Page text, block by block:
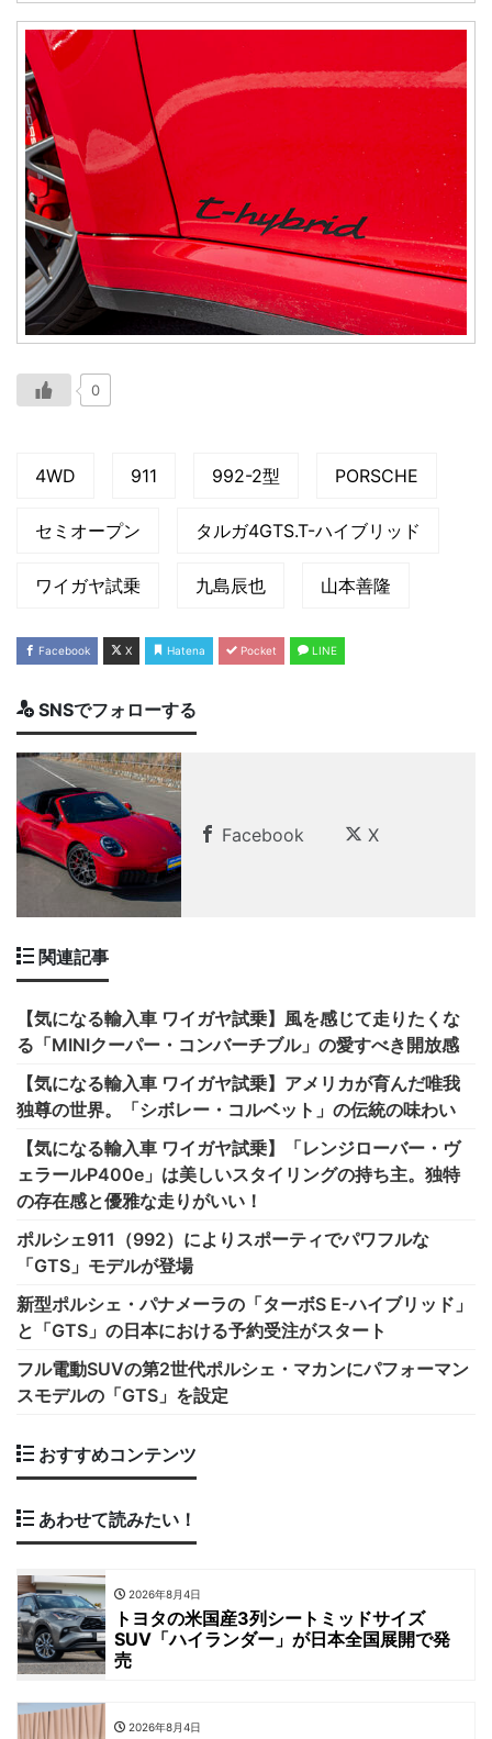
0
4WD 911 992-2型 PORSCHE
セミオープン タルガ4GTS.T-ハイブリッド
ワイガヤ試乗 九島辰也 山本善隆
Facebook X Hatena Pocket LINE
SNSでフォローする
Facebook X
関連記事
【気になる輸入車 ワイガヤ試乗】風を感じて走りたくな
る「MINIクーパー・コンバーチブル」の愛すべき開放感
【気になる輸入車 ワイガヤ試乗】アメリカが育んだ唯我
独尊の世界。「シボレー・コルベット」の伝統の味わい
【気になる輸入車 ワイガヤ試乗】「レンジローバー・ヴ
ェラールP400e」は美しいスタイリングの持ち主。独特
の存在感と優雅な走りがいい！
ポルシェ911（992）によりスポーティでパワフルな
「GTS」モデルが登場
新型ポルシェ・パナメーラの「ターボS E-ハイブリッド」
と「GTS」の日本における予約受注がスタート
フル電動SUVの第2世代ポルシェ・マカンにパフォーマン
スモデルの「GTS」を設定
おすすめコンテンツ
あわせて読みたい！
2026年8月4日
トヨタの米国産3列シートミッドサイズ
SUV「ハイランダー」が日本全国展開で発
売
2026年8月4日